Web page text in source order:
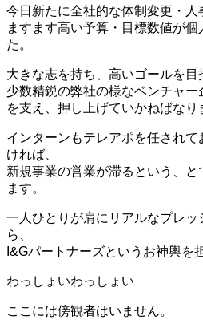
今日新たに全社的な体制変更・人
ますます高い予算・目標数値が
た。
大きな志を持ち、高いゴールを目
少数精鋭の弊社の様なベンチャ
を支え、押し上げていかねばなり
インターンもテレアポを任され
ければ、
新規事業の営業が滞るという、
ます。
一人ひとりが肩にリアルなプレ
ら、
I&Gパートナーズというお神輿を
わっしょいわっしょい
ここには傍観者はいません。